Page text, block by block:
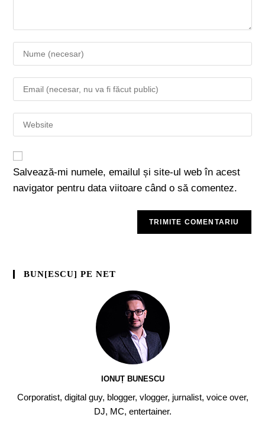
Salvează-mi numele, emailul și site-ul web în acest
navigator pentru data viitoare când o să comentez.
BUN[ESCU] PE NET
IONUȚ BUNESCU
Corporatist, digital guy, blogger, vlogger, jurnalist, voice over,
DJ, MC, entertainer.